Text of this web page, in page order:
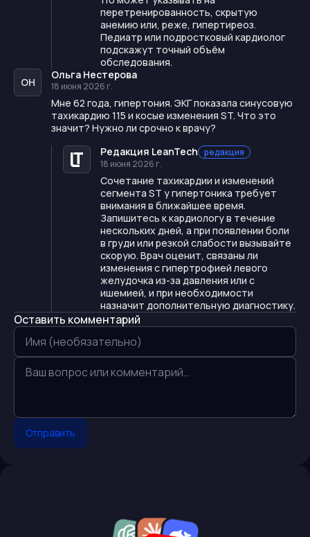
перетренированность, скрытую
анемию или, реже, гипертиреоз.
Педиатр или подростковый кардиолог
подскажут точный объём
обследования.
ОН
Ольга Нестерова
18 июня 2026 г.
Мне 62 года, гипертония. ЭКГ показала синусовую
тахикардию 115 и косые изменения ST. Что это
значит? Нужно ли срочно к врачу?
Редакция LeanTech редакция
18 июня 2026 г.
Сочетание тахикардии и изменений
сегмента ST у гипертоника требует
внимания в ближайшее время.
Запишитесь к кардиологу в течение
нескольких дней, а при появлении боли
в груди или резкой слабости вызывайте
скорую. Врач оценит, связаны ли
изменения с гипертрофией левого
желудочка из-за давления или с
ишемией, и при необходимости
назначит дополнительную диагностику.
Оставить комментарий
Отправить